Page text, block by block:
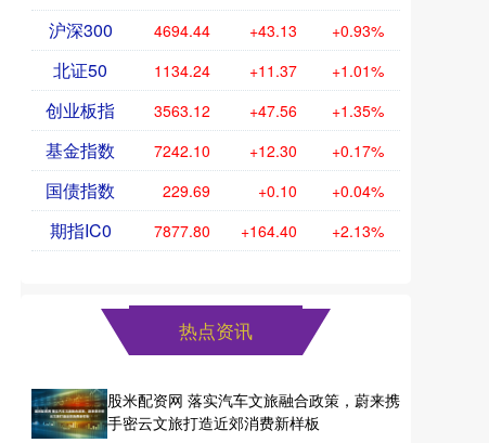
沪深300 4694.44 +43.13 +0.93%
北证50 1134.24 +11.37 +1.01%
创业板指 3563.12 +47.56 +1.35%
基金指数 7242.10 +12.30 +0.17%
国债指数 229.69 +0.10 +0.04%
期指IC0 7877.80 +164.40 +2.13%
热点资讯
股米配资网 落实汽车文旅融合政策，蔚来携
手密云文旅打造近郊消费新样板